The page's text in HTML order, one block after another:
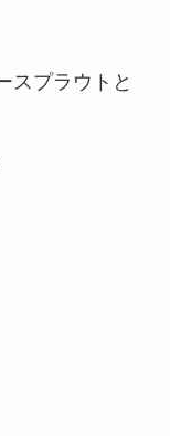
スプラウトと